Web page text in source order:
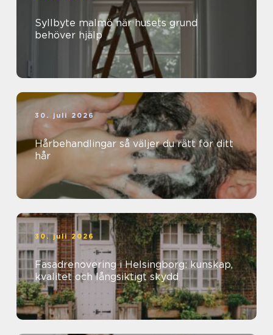
Syllbyte malmö när husets grund
behöver hjälp
30. juli 2026
Hårbehandlingar så väljer du rätt för ditt
hår
30. juli 2026
Fasadrenovering i Helsingborg: kunskap,
kvalitet och långsiktigt skydd